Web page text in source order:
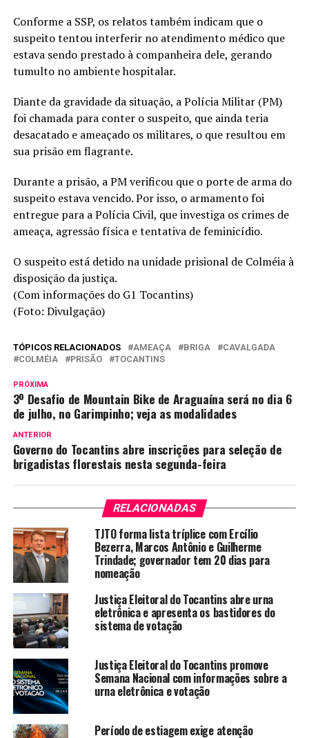
Conforme a SSP, os relatos também indicam que o
suspeito tentou interferir no atendimento médico que
estava sendo prestado à companheira dele, gerando
tumulto no ambiente hospitalar.
Diante da gravidade da situação, a Polícia Militar (PM)
foi chamada para conter o suspeito, que ainda teria
desacatado e ameaçado os militares, o que resultou em
sua prisão em flagrante.
Durante a prisão, a PM verificou que o porte de arma do
suspeito estava vencido. Por isso, o armamento foi
entregue para a Polícia Civil, que investiga os crimes de
ameaça, agressão física e tentativa de feminicídio.
O suspeito está detido na unidade prisional de Colméia à
disposição da justiça.
(Com informações do G1 Tocantins)
(Foto: Divulgação)
TÓPICOS RELACIONADOS AMEAÇA BRIGA
CAVALGADA
COLMÉIA
PRISÃO TOCANTINS
PRÓXIMA
3º Desafio de Mountain Bike de Araguaína será no dia 6
de julho, no Garimpinho; veja as modalidades
ANTERIOR
Governo do Tocantins abre inscrições para seleção de
brigadistas florestais nesta segunda-feira
RELACIONADAS
TJTO forma lista tríplice com Ercílio
Bezerra, Marcos Antônio e Guilherme
Trindade; governador tem 20 dias para
nomeação
Justiça Eleitoral do Tocantins abre urna
eletrônica e apresenta os bastidores do
sistema de votação
Justiça Eleitoral do Tocantins promove
Semana Nacional com informações sobre a
urna eletrônica e votação
Período de estiagem exige atenção